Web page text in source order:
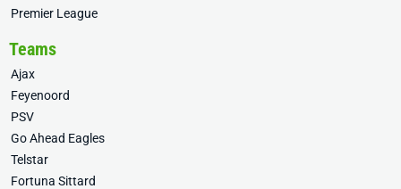
Premier League
Teams
Ajax
Feyenoord
PSV
Go Ahead Eagles
Telstar
Fortuna Sittard